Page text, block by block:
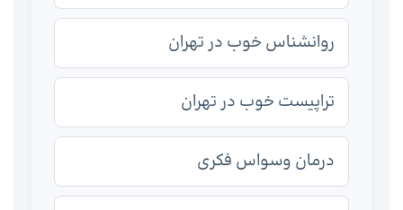
روانشناس خوب در تهران
تراپیست خوب در تهران
درمان وسواس فکری